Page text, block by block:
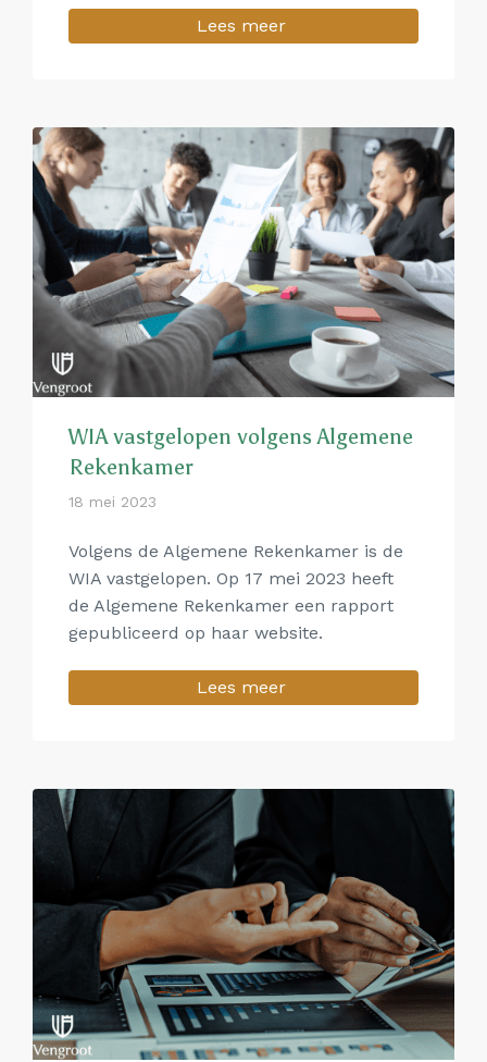
Lees meer
WIA vastgelopen volgens Algemene
Rekenkamer
18 mei 2023
Volgens de Algemene Rekenkamer is de
WIA vastgelopen. Op 17 mei 2023 heeft
de Algemene Rekenkamer een rapport
gepubliceerd op haar website.
Lees meer